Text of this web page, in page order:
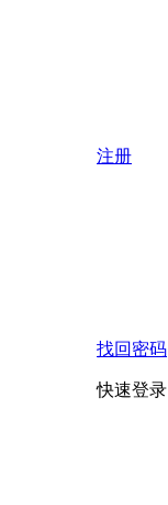
注册
找回密码
快速登录